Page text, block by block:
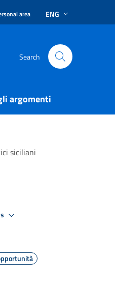
area ENG
Search
argomenti
siciliani